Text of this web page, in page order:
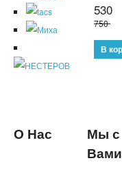
530
750
О Нас
Мы с
Вами